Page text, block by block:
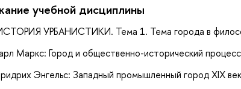
учебной дисциплины
УРБАНИСТИКИ. Тема 1. Тема города в
Маркс: Город и общественно-исторический
Энгельс: Западный промышленный город XIX